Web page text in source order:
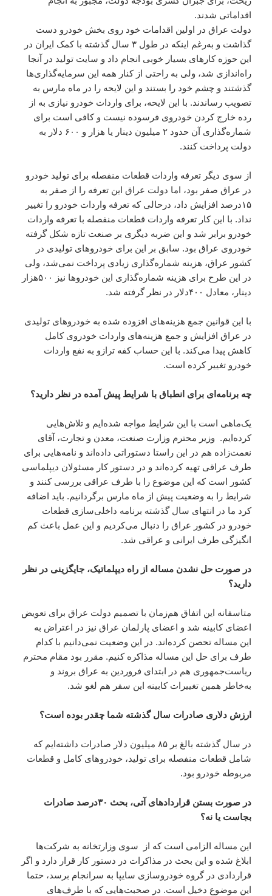
اقداماتی شدند.
دولت عراق در اولین اقدامات خود روی بخش خودرو دست
گذاشت و به‌رغم اینکه در طول ۳ سال گذشته با کمک ایران در
این حوزه کارهای بسیار خوبی انجام داد و سایت تولید در آنجا
راه‌اندازی شد، ولی به راحتی از کنار همه این سرمایه‌گذاری‌ها
گذشتند و چشم خود را بستند و این لایحه را در ماه مارس به
تصویب رساندند. با این لایحه، برای واردات خودرو نیازی به از
رده خارج کردن خودروی فرسوده نیست و کافی است برای
شماره‌گذاری آن حدود ۲ میلیون دینار یا هزار و ۶۰۰ دلار به
دولت پرداخت کنند.
از سوی دیگر تعرفه واردات قطعات منفصله برای تولید خودرو
در عراق صفر بود، اما دولت عراق این تعرفه را از صفر به
۱۵درصد افزایش داد، درحالی که تعرفه واردات خودرو را تغییر
نداد. با این کار تعرفه واردات قطعات منفصله با تعرفه واردات
خودرو برابر شد و این ضربه دیگری بر صنعت تازه شکل گرفته
خودروی عراق بود. سابق بر این برای خودروهای تولیدی در
کشور عراق، هزینه شماره‌گذاری زیادی پرداخت نمی‌شد، ولی
در این طرح برای هزینه شماره‌گذاری این خودروها نیز ۵۰۰هزار
دینار، معادل ۴۰۰دلار در نظر گرفته شد.
با این قوانین جمع هزینه‌های افزوده شده به خودروهای تولیدی
در عراق افزایش و جمع هزینه‌های واردات خودروی کامل
کاهش پیدا می‌کند. با این حساب کفه ترازو به نفع واردات
خودرو تغییر کرده است.
چه برنامه‌ای برای انطباق با شرایط پیش آمده در نظر دارید؟
یک‌ماهی است با این شرایط مواجه شده‌ایم و تلاش‌هایی
کرده‌ایم. وزیر محترم وزارت صنعت، معدن و تجارت، آقای
نعمت‌زاده هم در این راستا دستوراتی داده‌اند و نامه‌هایی برای
طرف عراقی تهیه کرده‌اند و در دستور کار مسئولان دیپلماسی
کشور است که این موضوع را با طرف عراقی بررسی کنند و
شرایط را به وضعیت پیش از ماه مارس برگردانیم. باید اضافه
کرد ما در انتهای سال گذشته برنامه داخلی‌سازی قطعات
خودرو در کشور عراق را دنبال می‌کردیم و این عمل باعث کم
انگیزگی طرف ایرانی و عراقی شد.
در صورت حل نشدن مساله از راه دیپلماتیک، جایگزینی در نظر
دارید؟
متاسفانه این اتفاق هم‌زمان با تصمیم دولت عراق برای تعویض
اعضای کابینه شد و اعضای پارلمان عراق نیز در اعتراض به
این مساله تحصن کرده‌اند. در این وضعیت نمی‌دانیم با کدام
طرف برای حل این مساله مذاکره کنیم. مقرر بود مقام محترم
ریاست‌جمهوری هم در ابتدای فروردین به عراق بروند و
به‌خاطر همین تغییرات کابینه این سفر هم لغو شد.
ارزش دلاری صادرات سال گذشته شما چقدر بوده است؟
در سال گذشته بالغ بر ۸۵ میلیون دلار صادرات داشته‌ایم که
شامل قطعات منفصله برای تولید، خودروهای کامل و قطعات
مربوطه خودرو بود.
در صورت بستن قراردادهای آتی، بحث ۳۰درصد صادرات
بجاست یا نه؟
این مساله الزامی است که از سوی وزارتخانه به شرکت‌ها
ابلاغ شده و این بحث در مذاکرات در دستور کار قرار دارد و اگر
قراردادی در گروه خودروسازی سایپا به سرانجام برسد، حتما
این موضوع دخیل است. در صحبت‌هایی که با طرف‌های